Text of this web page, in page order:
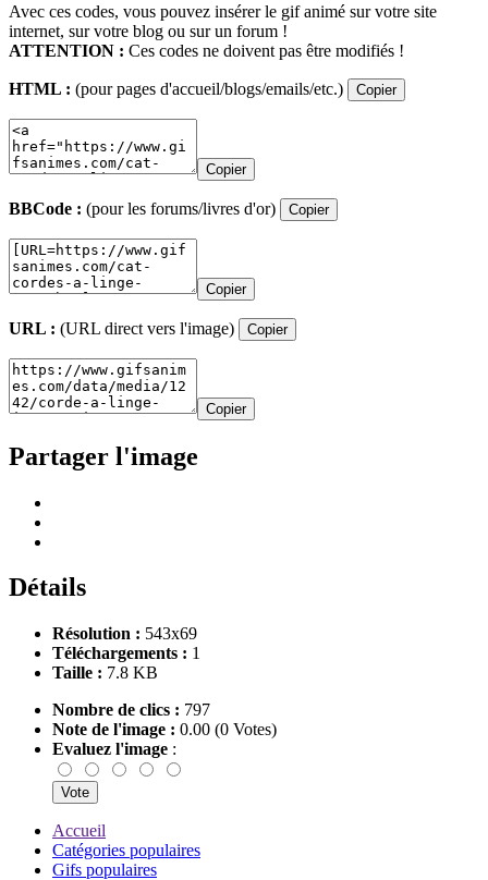
Avec ces codes, vous pouvez insérer le gif animé sur votre site
internet, sur votre blog ou sur un forum !
ATTENTION : Ces codes ne doivent pas être modifiés !
HTML : (pour pages d'accueil/blogs/emails/etc.) Copier
Copier
BBCode : (pour les forums/livres d'or) Copier
Copier
URL : (URL direct vers l'image) Copier
Copier
Partager l'image
Détails
Résolution : 543x69
Téléchargements : 1
Taille : 7.8 KB
Nombre de clics : 797
Note de l'image : 0.00 (0 Votes)
Evaluez l'image :
Accueil
Catégories populaires
Gifs populaires